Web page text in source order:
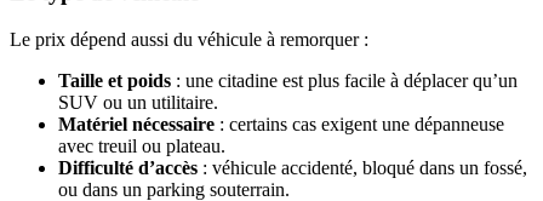
Le prix dépend aussi du véhicule à remorquer :
Taille et poids : une citadine est plus facile à déplacer qu’un
SUV ou un utilitaire.
Matériel nécessaire : certains cas exigent une dépanneuse
avec treuil ou plateau.
Difficulté d’accès : véhicule accidenté, bloqué dans un fossé,
ou dans un parking souterrain.